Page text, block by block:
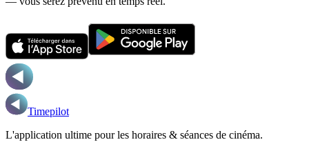
Timepilot
L'application ultime pour les horaires & séances de cinéma.